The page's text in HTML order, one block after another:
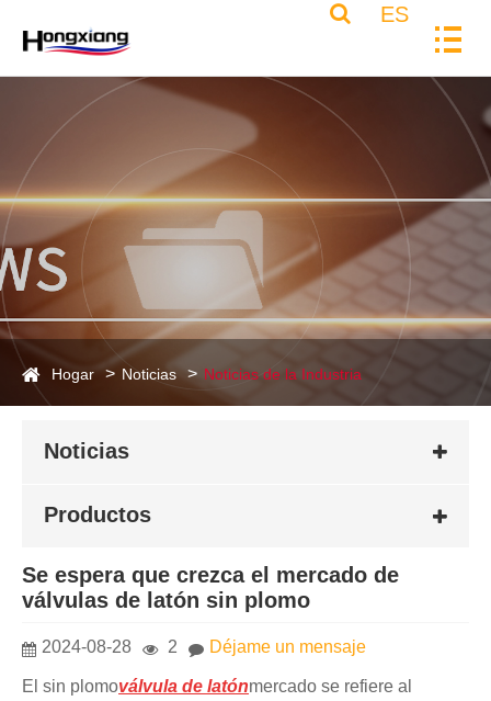
ES
Hogar Noticias Noticias de la Industria
Noticias
Productos
Se espera que crezca el mercado de
válvulas de latón sin plomo
2024-08-28 2 Déjame un mensaje
El sin plomoválvula de latónmercado se refiere al